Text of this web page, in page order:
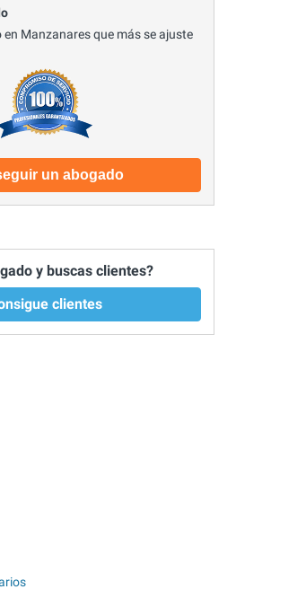
Manzanares que más se ajuste
un abogado
y buscas clientes?
clientes